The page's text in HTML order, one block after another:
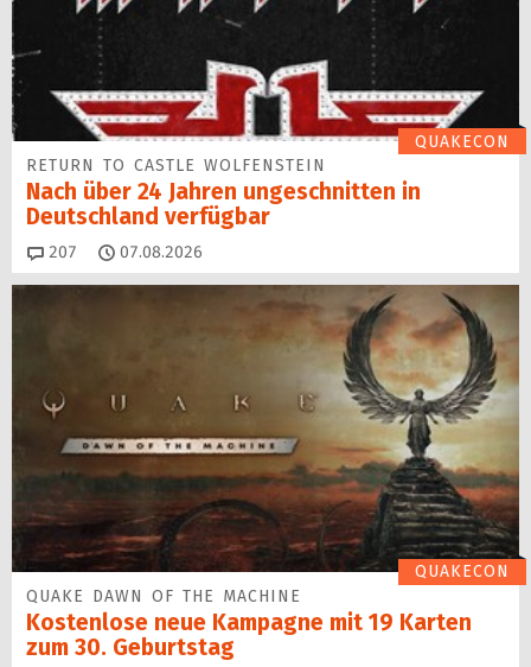
QUAKECON
RETURN TO CASTLE WOLFENSTEIN
Nach über 24 Jahren ungeschnitten in
Deutschland verfügbar
207 Kommentare
07.08.2026
QUAKECON
QUAKE DAWN OF THE MACHINE
Kostenlose neue Kampagne mit 19 Karten
zum 30. Geburtstag